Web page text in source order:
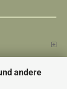
andere